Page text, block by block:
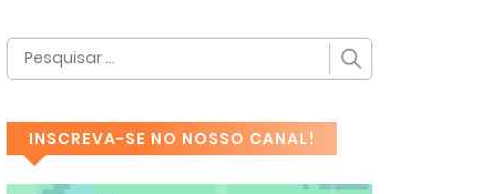
INSCREVA-SE NO NOSSO CANAL!